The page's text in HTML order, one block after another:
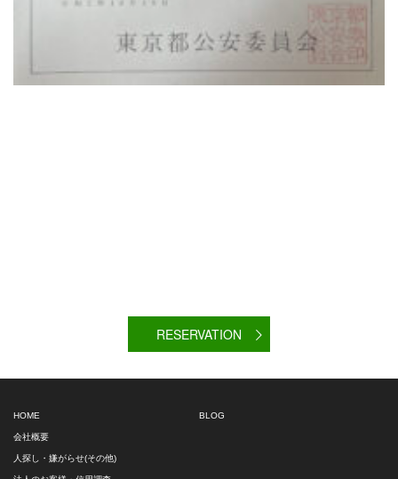
RESERVATION
HOME
会社概要
人探し・嫌がらせ(その他)
BLOG